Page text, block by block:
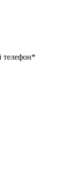
телефон*